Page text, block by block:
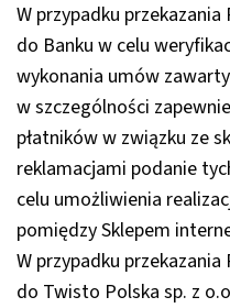
W przypadku
do Banku w celu
wykonania umów
w szczególności
płatników w związku ze
reklamacjami podanie
celu umożliwienia
pomiędzy Sklepem
W przypadku
do Twisto Polska sp. z